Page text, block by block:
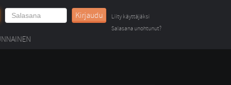
Kirjaudu
Liity käyttäjäksi
Salasana unohtunut?